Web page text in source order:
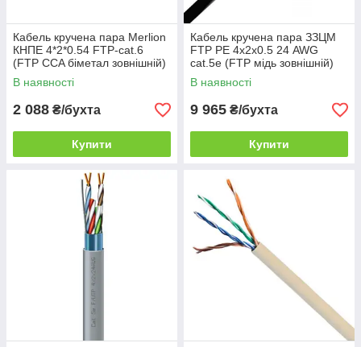
Кабель кручена пара Merlion
КНПЕ 4*2*0.54 FTP-cat.6
(FTP CCA біметал зовнішній)
бухта 305м білий
В наявності
2 088 ₴/бухта
Купити
Кабель кручена пара ЗЗЦМ
FTP PE 4х2х0.5 24 AWG
cat.5e (FTP мідь зовнішній)
бухта 305 м чорний
В наявності
9 965 ₴/бухта
Купити